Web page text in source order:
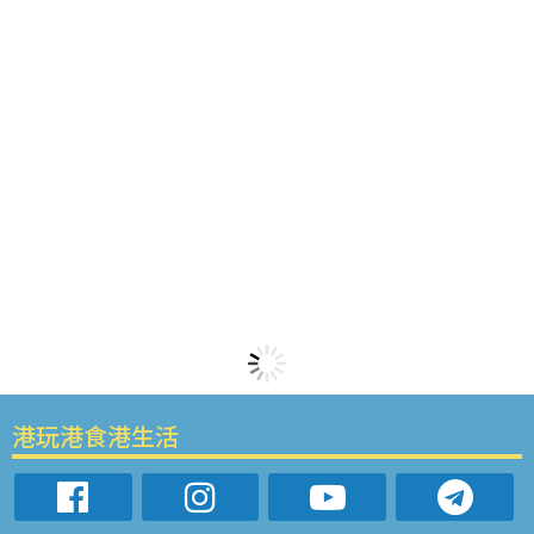
港玩港食港生活